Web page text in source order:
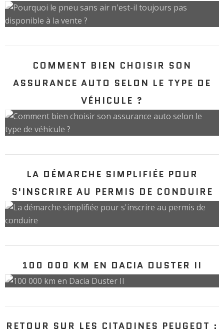
COMMENT BIEN CHOISIR SON
ASSURANCE AUTO SELON LE TYPE DE
VÉHICULE ?
LA DÉMARCHE SIMPLIFIÉE POUR
S'INSCRIRE AU PERMIS DE CONDUIRE
100 000 KM EN DACIA DUSTER II
RETOUR SUR LES CITADINES PEUGEOT :